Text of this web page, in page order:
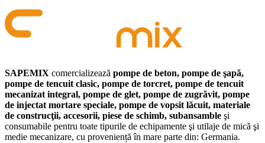
SAPEMIX comercializează pompe de beton, pompe de şapă,
pompe de tencuit clasic, pompe de torcret, pompe de tencuit
mecanizat integral, pompe de glet, pompe de zugrăvit, pompe
de injectat mortare speciale, pompe de vopsit lăcuit, materiale
de construcţii, accesorii, piese de schimb, subansamble şi
consumabile pentru toate tipurile de echipamente şi utilaje de mică şi
medie mecanizare, cu proveniență în mare parte din: Germania.